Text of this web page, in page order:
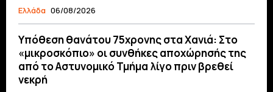
Ελλάδα 06/08/2026
Υπόθεση θανάτου 75χρονης στα Χανιά: Στο
«μικροσκόπιο» οι συνθήκες αποχώρησής της
από το Αστυνομικό Τμήμα λίγο πριν βρεθεί
νεκρή